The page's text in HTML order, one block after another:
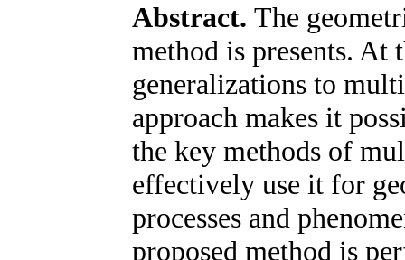
Abstract. The
method is presents. At
generalizations to
approach makes it
the key methods of
effectively use it for
processes and
proposed method is